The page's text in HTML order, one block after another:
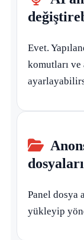
Evet.
komutları ve
Panel dosya
yükleyip